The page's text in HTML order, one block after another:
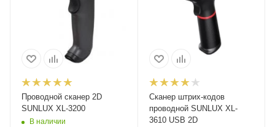
Проводной сканер 2D
SUNLUX XL-3200
В наличии
Сканер штрих-кодов
проводной SUNLUX XL-
3610 USB 2D